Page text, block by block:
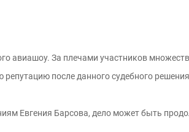
авиашоу. За плечами участников
после данного судебного
Евгения Барсова, дело может быть